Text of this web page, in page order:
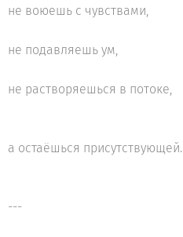
не воюешь с чувствами,
не подавляешь ум,
не растворяешься в потоке,
а остаёшься присутствующей.
---